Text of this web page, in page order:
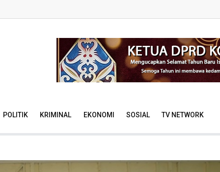
POLITIK KRIMINAL EKONOMI SOSIAL TV NETWORK